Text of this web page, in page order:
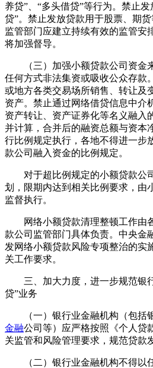
养贷”、“多头借贷”等行为。禁止发
贷”。禁止发放贷款用于股票、期
监管部门应建立持续有效的监管安
将加强督导。
（三）加强小额贷款公司资金
任何方式非法集资或吸收公众存款
或地方各类交易场所销售、转让及
资产。禁止通过网络借贷信息中介
资产转让、资产证券化等名义融入
并计算，合并后的融资总额与资本
行比例规定执行，各地不得进一步
款公司融入资金的比例规定。
对于超比例规定的小额贷款公
划，限期内达到相关比例要求，由
监督执行。
网络小额贷款清理整顿工作由
款公司监管部门具体负责。中央金
发网络小额贷款风险专项整治的实
关工作要求。
三、加大力度，进一步规范银
贷”业务
（一）银行业金融机构（包括银
金融公司等）应严格按照《个人贷
关监管和风险管理要求，规范贷款
（二）银行业金融机构不得以